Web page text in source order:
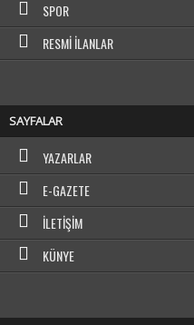
SPOR
RESMI İLANLAR
SAYFALAR
YAZARLAR
E-GAZETE
İLETIŞIM
KÜNYE